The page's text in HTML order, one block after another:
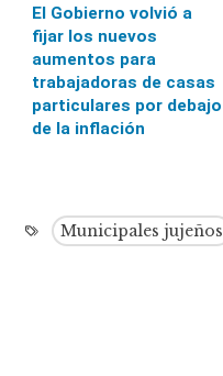
El Gobierno volvió a
fijar los nuevos
aumentos para
trabajadoras de casas
particulares por debajo
de la inflación
Municipales jujeños